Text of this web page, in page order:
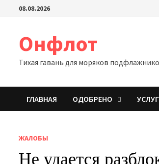
Перейти08.08.2026
Онфлот
Тихая гавань для моряков
ГЛАВНАЯ ОДОБРЕНО
ЖАЛОБЫ
Не удается